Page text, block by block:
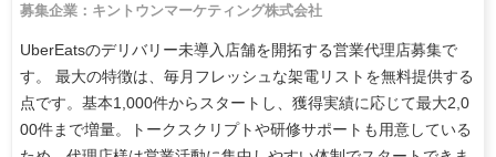
募集企業：キントウンマーケティング株式会社
UberEatsのデリバリー未導入店舗を開拓する営業代理店募集で
す。 最大の特徴は、毎月フレッシュな架電リストを無料提供する
点です。基本1,000件からスタートし、獲得実績に応じて最大2,0
00件まで増量。トークスクリプトや研修サポートも用意している